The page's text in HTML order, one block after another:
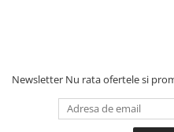
Newsletter Nu rata ofertele si